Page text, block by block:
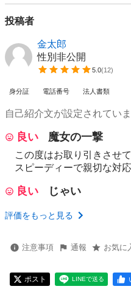
投稿者
金太郎
性別非公開
5.0(12)
身分証 電話番号 法人書類
自己紹介文が設定されてい
良い 魔女の一撃
この度はお取り引きさせ
スピーディーで親切な対
良い じゃい
評価をもっと見る
注意事項 通報 お気に
ポスト LINEで送る